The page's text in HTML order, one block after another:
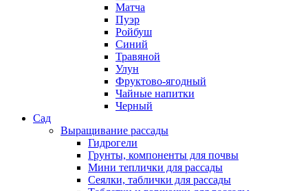
Матча
Пуэр
Ройбуш
Синий
Травяной
Улун
Фруктово-ягодный
Чайные напитки
Черный
Сад
Выращивание рассады
Гидрогели
Грунты, компоненты для почвы
Мини теплички для рассады
Сеялки, таблички для рассады